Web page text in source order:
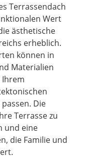
Terrassendach
Wert
ästhetische
erheblich.
können in
Materialien
Die
Terrasse zu
und eine
die Familie und